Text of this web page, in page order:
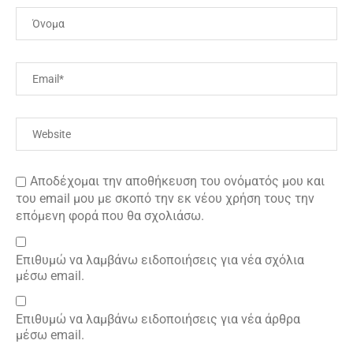
Αποδέχομαι την αποθήκευση του ονόματός μου και
του email μου με σκοπό την εκ νέου χρήση τους την
επόμενη φορά που θα σχολιάσω.
Επιθυμώ να λαμβάνω ειδοποιήσεις για νέα σχόλια
μέσω email.
Επιθυμώ να λαμβάνω ειδοποιήσεις για νέα άρθρα
μέσω email.